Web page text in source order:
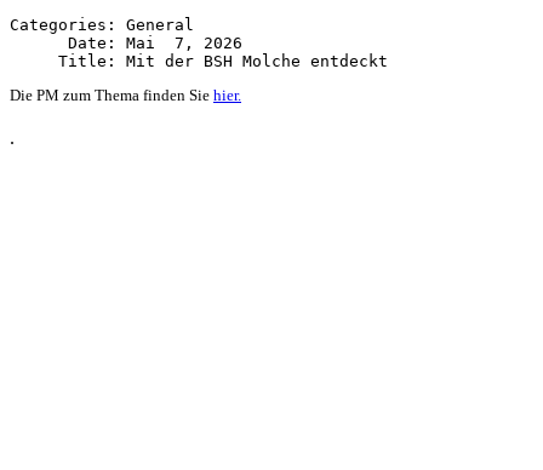
Categories: General
      Date: Mai  7, 2026
Die PM zum Thema finden Sie hier.
.